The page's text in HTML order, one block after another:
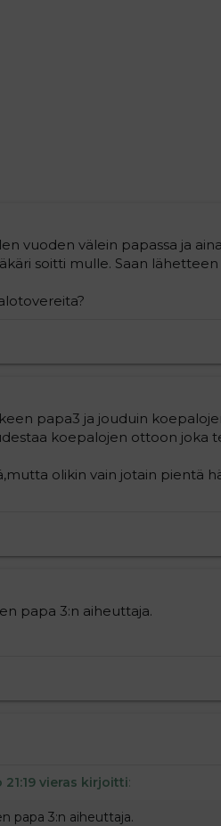
vuoden välein papassa ja
soitti mulle. Saan
papa3 ja jouduin
koepalojen ottoon joka
olikin vain jotain pientä
papa 3:n aiheuttaja.
21:19 vieras kirjoitti:
papa 3:n aiheuttaja.